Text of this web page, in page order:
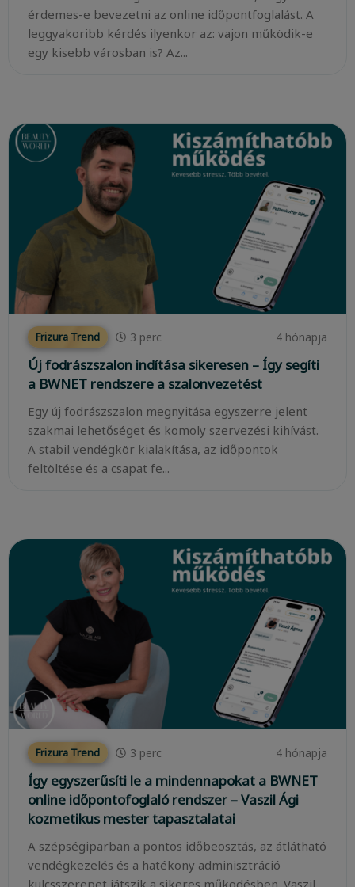
érdemes-e bevezetni az online időpontfoglalást. A
leggyakoribb kérdés ilyenkor az: vajon működik-e
egy kisebb városban is? Az...
Frizura Trend 3 perc 4 hónapja
Új fodrászszalon indítása sikeresen – Így segíti
a BWNET rendszere a szalonvezetést
Egy új fodrászszalon megnyitása egyszerre jelent
szakmai lehetőséget és komoly szervezési kihívást.
A stabil vendégkör kialakítása, az időpontok
feltöltése és a csapat fe...
Frizura Trend 3 perc 4 hónapja
Így egyszerűsíti le a mindennapokat a BWNET
online időpontofoglaló rendszer – Vaszil Ági
kozmetikus mester tapasztalatai
A szépségiparban a pontos időbeosztás, az átlátható
vendégkezelés és a hatékony adminisztráció